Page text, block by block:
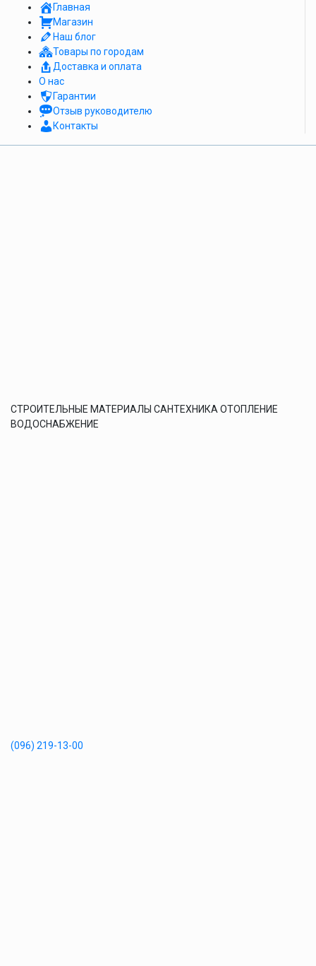
Главная
Магазин
Наш блог
Товары по городам
Доставка и оплата
О нас
Гарантии
Отзыв руководителю
Контакты
СТРОИТЕЛЬНЫЕ МАТЕРИАЛЫ САНТЕХНИКА ОТОПЛЕНИЕ
ВОДОСНАБЖЕНИЕ
(096) 219-13-00